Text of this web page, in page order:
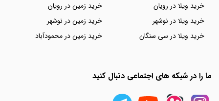
خرید ویلا در رویان
خرید ویلا در نوشهر
خرید ویلا در سی سنگان
خرید زمین در رویان
خرید زمین در نوشهر
خرید زمین در محمودآباد
ما را در شبکه های اجتماعی دنبال کنید